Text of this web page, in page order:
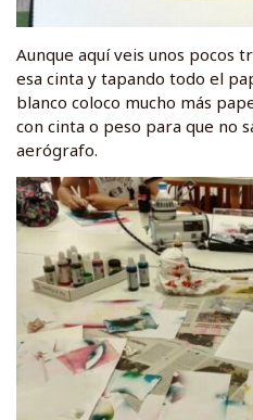
Aunque aquí veis unos pocos
esa cinta y tapando todo el
blanco coloco mucho más
con cinta o peso para que no
aerógrafo.